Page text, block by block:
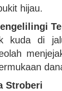
hijau.
kuda di
Stroberi